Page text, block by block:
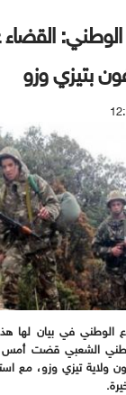
الوطني:
بتيزي وزو
الوطني في بيان لها هذا
الشعبي قضت أمس
ولاية تيزي وزو، مع